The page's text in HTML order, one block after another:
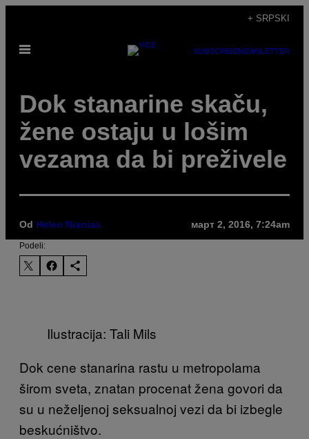
садржај
+ SRPSKI
Otvori
SUBSCRIBENEWSLETTER
​Dok stanarine skaču,
žene ostaju u lošim
vezama da bi preživele
Od Helen Nianias март 2, 2016, 7:24am
Podeli:
Ilustracija: Tali Mils
Dok cene stanarina rastu u metropolama
širom sveta, znatan procenat žena govori da
su u neželjenoj seksualnoj vezi da bi izbegle
beskućništvo.